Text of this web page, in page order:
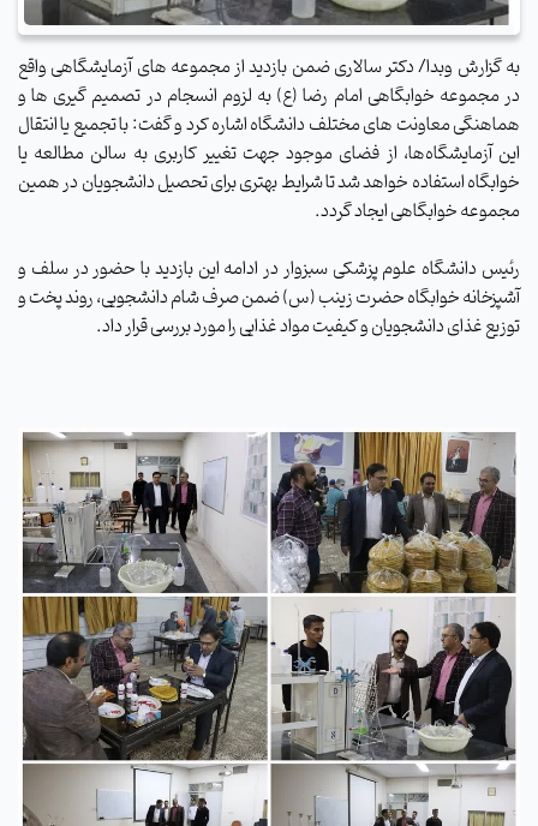
به گزارش وبدا/ دکتر سالاری ضمن بازدید از مجموعه های آزمایشگاهی واقع
در مجموعه خوابگاهی امام رضا (ع) به لزوم انسجام در تصمیم گیری ها و
هماهنگی معاونت های مختلف دانشگاه اشاره کرد و گفت: با تجمیع یا انتقال
این آزمایشگاه‌ها، از فضای موجود جهت تغییر کاربری به سالن مطالعه یا
خوابگاه استفاده خواهد شد تا شرایط بهتری برای تحصیل دانشجویان در همین
مجموعه خوابگاهی ایجاد گردد.
رئیس دانشگاه علوم پزشکی سبزوار در ادامه این بازدید با حضور در سلف و
آشپزخانه خوابگاه حضرت زینب (س) ضمن صرف شام دانشجویی، روند پخت و
توزیع غذای دانشجویان و کیفیت مواد غذایی را مورد بررسی قرار داد.